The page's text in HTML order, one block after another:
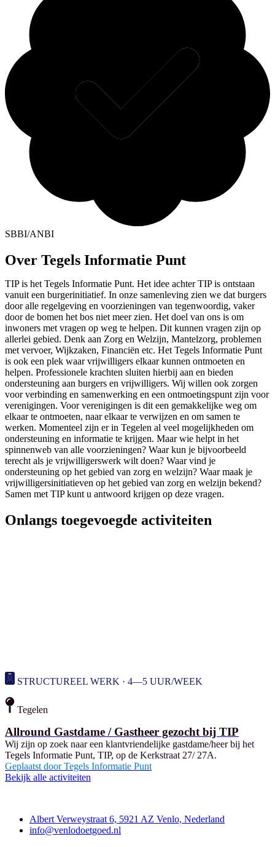
SBBI/ANBI
Over Tegels Informatie Punt
TIP is het Tegels Informatie Punt. Het idee achter TIP is ontstaan
vanuit een burgerinitiatief. In onze samenleving zien we dat burgers
door alle regelgeving en voorzieningen van tegenwoordig, vaker
door de bomen het bos niet meer zien. Het doel van ons is om
inwoners met vragen op weg te helpen. Dit kunnen vragen zijn op
allerlei gebied. Denk aan Zorg en Welzijn, Mantelzorg, problemen
met vervoer, Wijkzaken, Financiën etc. Het Tegels Informatie Punt
is ook een plek waar vrijwilligers elkaar kunnen ontmoeten en
helpen. Professionele krachten sluiten hierbij aan en bieden
ondersteuning aan burgers en vrijwilligers. Wij willen ook zorgen
voor verbinding en samenwerking en een ontmoetingspunt zijn voor
verenigingen. Voor verenigingen is dit een gemakkelijke weg om
elkaar te ontmoeten, naar elkaar te verwijzen en om samen te
werken. Momenteel zijn er in Tegelen al veel mogelijkheden om
ondersteuning en informatie te krijgen. Maar wie helpt in het
spinnenweb van alle voorzieningen? Waar kun je bijvoorbeeld
terecht als je vrijwilligerswerk wilt doen? Waar vind je
ondersteuning op het gebied van zorg en welzijn? Waar maak je
vrijwilligersinitiatieven op het gebied van zorg en welzijn bekend?
Samen met TIP kunt u antwoord krijgen op deze vragen.
Onlangs toegevoegde activiteiten
STRUCTUREEL WERK · 4—5 UUR/WEEK
Tegelen
Allround Gastdame / Gastheer gezocht bij TIP
Wij zijn op zoek naar een klantvriendelijke gastdame/heer bij het
Tegels Informatie Punt, TIP, op de Kerkstraat 27/ 27A.
Geplaatst door Tegels Informatie Punt
Bekijk alle activiteiten
Albert Verweystraat 6, 5921 AZ Venlo, Nederland
info@venlodoetgoed.nl